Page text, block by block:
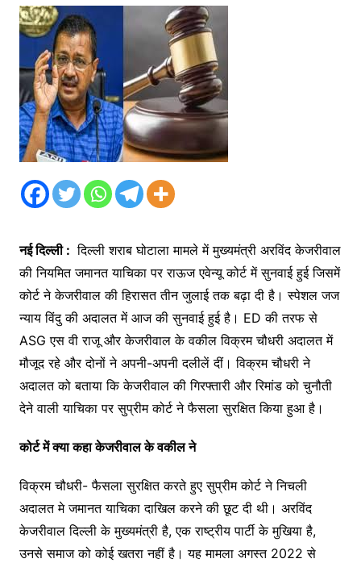
नई दिल्ली : दिल्ली शराब घोटाला मामले में मुख्यमंत्री अरविंद केजरीवाल
की नियमित जमानत याचिका पर राऊज एवेन्यू कोर्ट में सुनवाई हुई जिसमें
कोर्ट ने केजरीवाल की हिरासत तीन जुलाई तक बढ़ा दी है। स्पेशल जज
न्याय विंदु की अदालत में आज की सुनवाई हुई है। ED की तरफ से
ASG एस वी राजू और केजरीवाल के वकील विक्रम चौधरी अदालत में
मौजूद रहे और दोनों ने अपनी-अपनी दलीलें दीं। विक्रम चौधरी ने
अदालत को बताया कि केजरीवाल की गिरफ्तारी और रिमांड को चुनौती
देने वाली याचिका पर सुप्रीम कोर्ट ने फैसला सुरक्षित किया हुआ है।
कोर्ट में क्या कहा केजरीवाल के वकील ने
विक्रम चौधरी- फैसला सुरक्षित करते हुए सुप्रीम कोर्ट ने निचली
अदालत मे जमानत याचिका दाखिल करने की छूट दी थी। अरविंद
केजरीवाल दिल्ली के मुख्यमंत्री है, एक राष्ट्रीय पार्टी के मुखिया है,
उनसे समाज को कोई खतरा नहीं है। यह मामला अगस्त 2022 से